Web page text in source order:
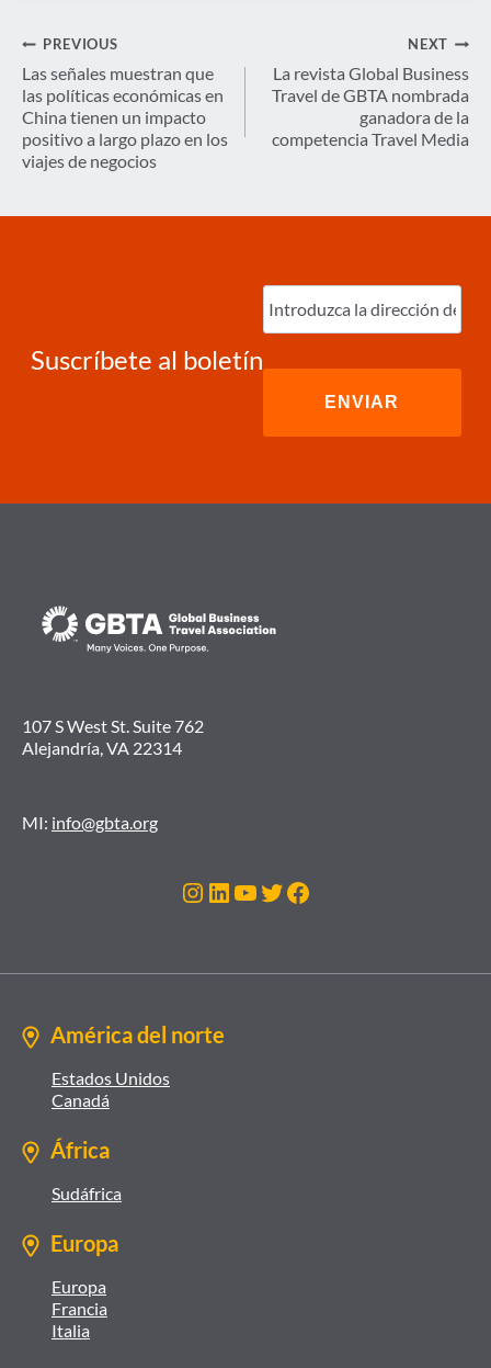
Navegación
de
entradas
PREVIOUS
Las señales muestran que
las políticas económicas en
China tienen un impacto
positivo a largo plazo en los
viajes de negocios
NEXT
La revista Global Business
Travel de GBTA nombrada
ganadora de la
competencia Travel Media
Suscríbete al boletín
Ingrese
correo
electrónico
107 S West St. Suite 762
Alejandría, VA 22314
MI: info@gbta.org
Instagram
LinkedIn
YouTube
Twitter
Facebook
América del norte
Estados Unidos
Canadá
África
Sudáfrica
Europa
Europa
Francia
Italia